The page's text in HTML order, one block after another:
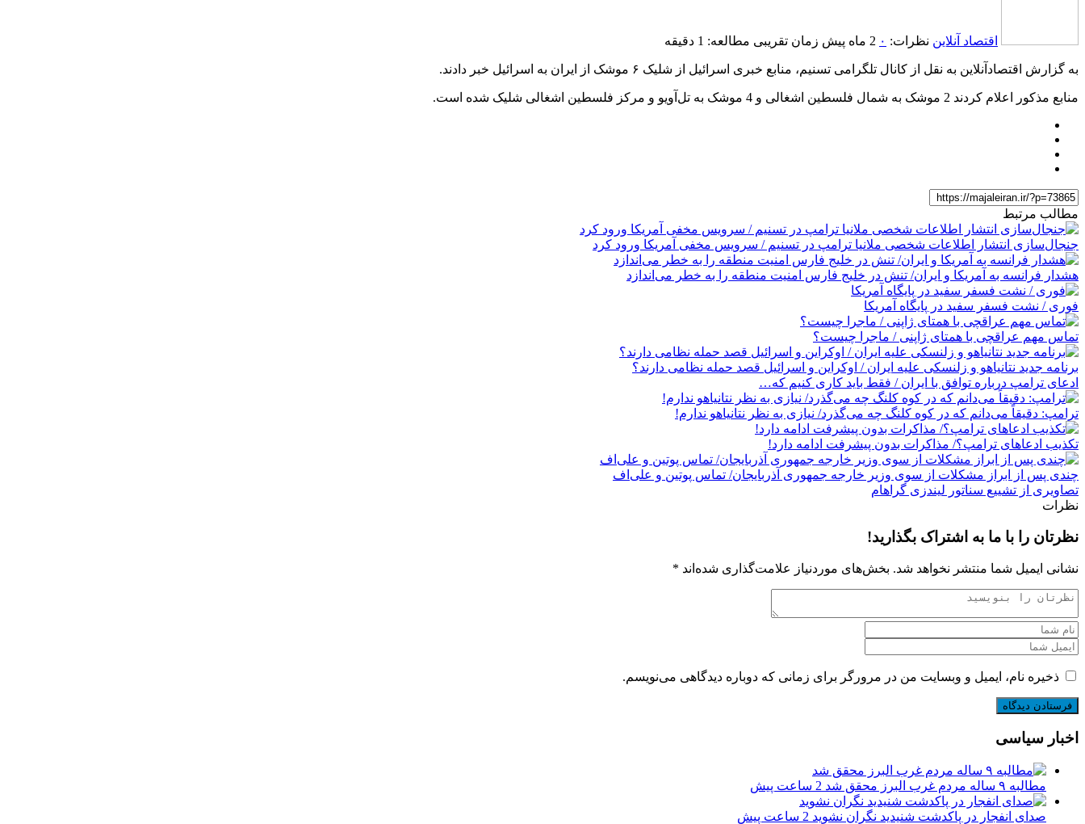
اقتصاد آنلاین نظرات: ۰ 2 ماه پیش زمان تقریبی مطالعه: 1 دقیقه
به گزارش اقتصادآنلاین به نقل از کانال تلگرامی تسنیم، منابع خبری اسرائیل از شلیک ۶ موشک از ایران به اسرائیل خبر دادند.
منابع مذکور اعلام کردند 2 موشک به شمال فلسطین اشغالی و 4 موشک به تل‌آویو و مرکز فلسطین اشغالی شلیک شده است.
مطالب مرتبط
جنجال‌سازی انتشار اطلاعات شخصی ملانیا ترامپ در تسنیم / سرویس مخفی آمریکا ورود کرد
هشدار فرانسه به آمریکا و ایران/ تنش در خلیج فارس امنیت منطقه را به خطر می‌اندازد
فوری / نشت فسفر سفید در پایگاه آمریکا
تماس مهم عراقچی با همتای ژاپنی / ماجرا چیست؟
برنامه جدید نتانیاهو و زلنسکی علیه ایران / اوکراین و اسرائیل قصد حمله نظامی دارند؟
ادعای ترامپ درباره توافق با ایران / فقط باید کاری کنیم که…
ترامپ: دقیقاً می‌دانم که در کوه کلنگ چه می‌گذرد/ نیازی به نظر نتانیاهو ندارم!
تکذیب ادعاهای ترامپ؟/ مذاکرات بدون پیشرفت ادامه دارد!
چندی پس از ابراز مشکلات از سوی وزیر خارجه جمهوری آذربایجان/ تماس پوتین و علی‌اف
تصاویری از تشییع سناتور لیندزی گراهام
نظرات
نظرتان را با ما به اشتراک بگذارید!
نشانی ایمیل شما منتشر نخواهد شد. بخش‌های موردنیاز علامت‌گذاری شده‌اند *
ذخیره نام، ایمیل و وبسایت من در مرورگر برای زمانی که دوباره دیدگاهی می‌نویسم.
اخبار سیاسی
مطالبه ۹ ساله مردم غرب البرز محقق شد 2 ساعت پیش
صدای انفجار در پاکدشت شنیدید نگران نشوید 2 ساعت پیش